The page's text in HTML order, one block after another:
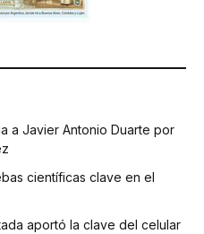
a Javier Antonio Duarte por
científicas clave en el
aportó la clave del celular